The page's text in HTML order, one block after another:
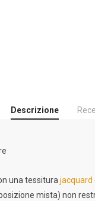
Descrizione
una tessiturajacquard
mista) non